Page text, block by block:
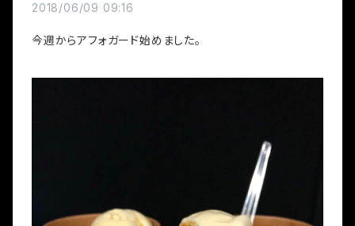
2018/06/09 09:16
今週からアフォガード始めました。